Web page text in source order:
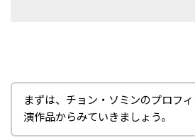
まずは、チョン・ソミンのプロフ
演作品からみていきましょう。